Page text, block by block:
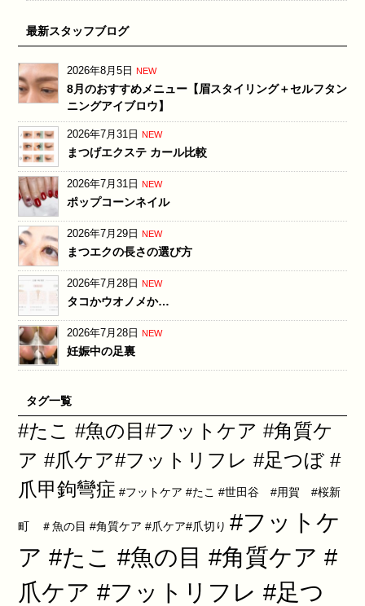
最新スタッフブログ
2026年8月5日 NEW
8月のおすすめメニュー【眉スタイリング＋セルフタン
ニングアイブロウ】
2026年7月31日 NEW
まつげエクステ カール比較
2026年7月31日 NEW
ポップコーンネイル
2026年7月29日 NEW
まつエクの長さの選び方
2026年7月28日 NEW
タコかウオノメか…
2026年7月28日 NEW
妊娠中の足裏
タグ一覧
#たこ #魚の目#フットケア #角質ケ
ア #爪ケア#フットリフレ #足つぼ #
爪甲鉤彎症 #フットケア #たこ #世田谷 #用賀 #桜新
町 ＃魚の目 #角質ケア #爪ケア#爪切り #フットケ
ア #たこ #魚の目 #角質ケア #
爪ケア #フットリフレ #足つ